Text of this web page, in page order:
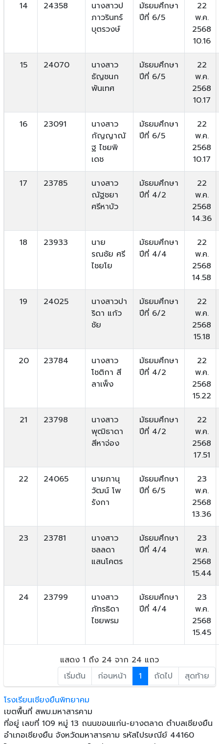
14 24358
นางสาวป
ภาวรินทร์
บุตรวงษ์
มัธยมศึกษา
ปีที่ 6/5
22
พ.ค.
2568
10.16
15 24070
นางสาว
ธัญชนก
พันเทศ
มัธยมศึกษา
ปีที่ 6/5
22
พ.ค.
2568
10.17
16 23091
นางสาว
กัญญาณั
ฐ ไชยพิ
เดช
มัธยมศึกษา
ปีที่ 6/5
22
พ.ค.
2568
10.17
17 23785
นางสาว
ณัฐชยา
ศรีหาบัว
มัธยมศึกษา
ปีที่ 4/2
22
พ.ค.
2568
14.36
18 23933
นาย
รณชัย ศรี
ไชยโย
มัธยมศึกษา
ปีที่ 4/4
22
พ.ค.
2568
14.58
19 24025
นางสาวปา
ริดา แก้ว
ชัย
มัธยมศึกษา
ปีที่ 6/2
22
พ.ค.
2568
15.18
20 23784
นางสาว
โชติกา สี
ลาเพ็ง
มัธยมศึกษา
ปีที่ 4/2
22
พ.ค.
2568
15.22
21 23798
นางสาว
พุฒิธาดา
สีหาจ่อง
มัธยมศึกษา
ปีที่ 4/2
22
พ.ค.
2568
17.51
22 24065
นายภานุ
วัฒน์ โพ
รังกา
มัธยมศึกษา
ปีที่ 6/5
23
พ.ค.
2568
13.36
23 23781
นางสาว
ชลลดา
แสนโคตร
มัธยมศึกษา
ปีที่ 4/4
23
พ.ค.
2568
15.44
24 23799
นางสาว
ภัทรธิดา
ไชยพรม
มัธยมศึกษา
ปีที่ 4/4
23
พ.ค.
2568
15.45
แสดง 1 ถึง 24 จาก 24 แถว
เริ่มต้น
ก่อนหน้า 1 ถัดไป สุดท้าย
โรงเรียนเชียงยืนพิทยาคม
เขตพื้นที่ สพม.มหาสารคาม
ที่อยู่ เลขที่ 109 หมู่ 13 ถนนขอนแก่น-ยางตลาด ตําบลเชียงยืน
อําเภอเชียงยืน จังหวัดมหาสารคาม รหัสไปรษณีย์ 44160